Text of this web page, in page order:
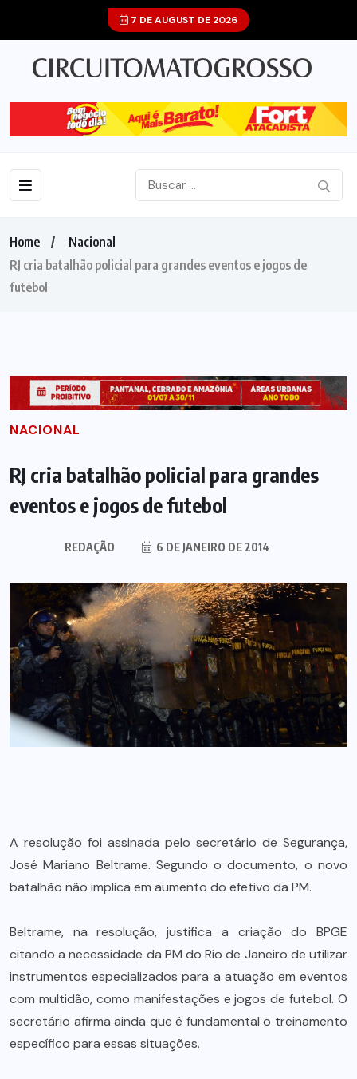
7 DE AUGUST DE 2026
Home
Nacional
RJ cria batalhão policial para grandes eventos e jogos de
futebol
NACIONAL
RJ cria batalhão policial para grandes
eventos e jogos de futebol
REDAÇÃO 6 DE JANEIRO DE 2014
A resolução foi assinada pelo secretário de Segurança,
José Mariano Beltrame. Segundo o documento, o novo
batalhão não implica em aumento do efetivo da PM.
Beltrame, na resolução, justifica a criação do BPGE
citando a necessidade da PM do Rio de Janeiro de utilizar
instrumentos especializados para a atuação em eventos
com multidão, como manifestações e jogos de futebol. O
secretário afirma ainda que é fundamental o treinamento
específico para essas situações.